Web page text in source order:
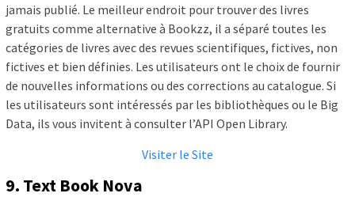
jamais publié. Le meilleur endroit pour trouver des livres
gratuits comme alternative à Bookzz, il a séparé toutes les
catégories de livres avec des revues scientifiques, fictives, non
fictives et bien définies. Les utilisateurs ont le choix de fournir
de nouvelles informations ou des corrections au catalogue. Si
les utilisateurs sont intéressés par les bibliothèques ou le Big
Data, ils vous invitent à consulter l’API Open Library.
Visiter le Site
9. Text Book Nova